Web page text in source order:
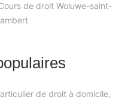
de droit Woluwe-saint-
de droit à domicile,